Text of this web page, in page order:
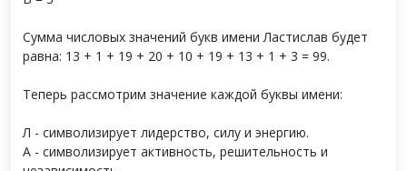
Сумма числовых значений букв имени Ластислав будет
равна: 13 + 1 + 19 + 20 + 10 + 19 + 13 + 1 + 3 = 99.
Теперь рассмотрим значение каждой буквы имени:
Л - символизирует лидерство, силу и энергию.
А - символизирует активность, решительность и